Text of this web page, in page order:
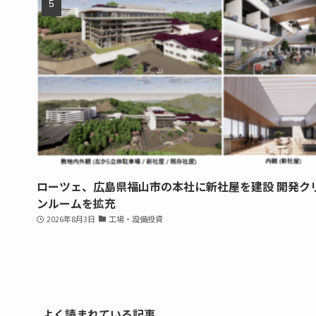
ローツェ、広島県福山市の本社に新社屋を建設 開発ク
ンルームを拡充
2026年8月3日 工場・設備投資